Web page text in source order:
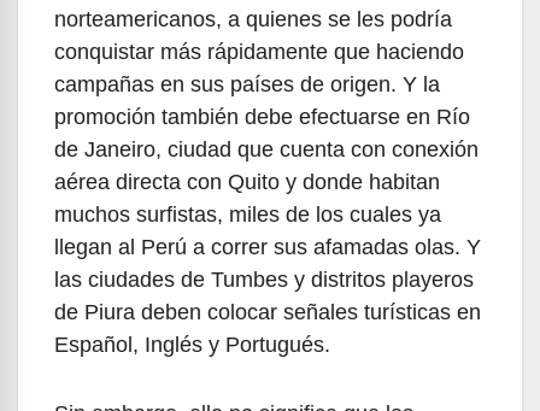
norteamericanos, a quienes se les podría
conquistar más rápidamente que haciendo
campañas en sus países de origen. Y la
promoción también debe efectuarse en Río
de Janeiro, ciudad que cuenta con conexión
aérea directa con Quito y donde habitan
muchos surfistas, miles de los cuales ya
llegan al Perú a correr sus afamadas olas. Y
las ciudades de Tumbes y distritos playeros
de Piura deben colocar señales turísticas en
Español, Inglés y Portugués.